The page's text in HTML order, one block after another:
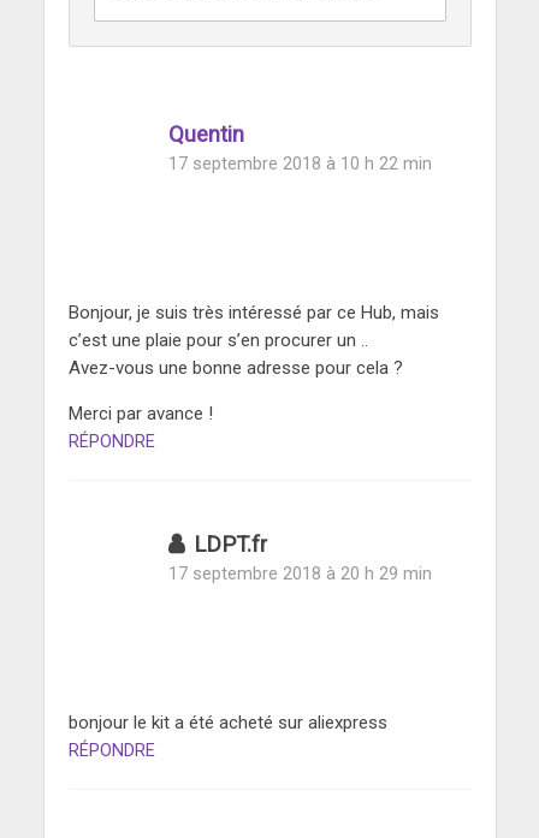
Quentin
17 septembre 2018 à 10 h 22 min
Bonjour, je suis très intéressé par ce Hub, mais
c’est une plaie pour s’en procurer un ..
Avez-vous une bonne adresse pour cela ?
Merci par avance !
RÉPONDRE
LDPT.fr
17 septembre 2018 à 20 h 29 min
bonjour le kit a été acheté sur aliexpress
RÉPONDRE